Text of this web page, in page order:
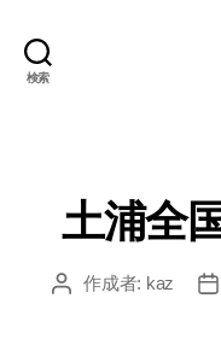
検索
土浦全
投 作成者: kaz
投